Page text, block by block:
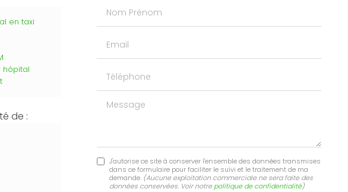
en taxi
hôpital
de :
Message
J'autorise ce site à conserver l'ensemble des données transmises
dans ce formulaire pour faciliter le suivi et le traitement de ma
demande. (Aucune exploitation commerciale ne sera faite des
données conservées. Voir notre politique de confidentialité)